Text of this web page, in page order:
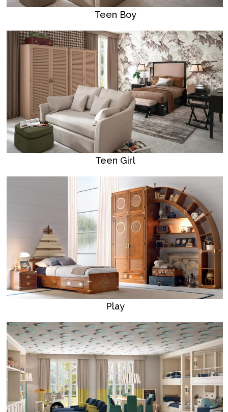
Teen Boy
Teen Girl
Play